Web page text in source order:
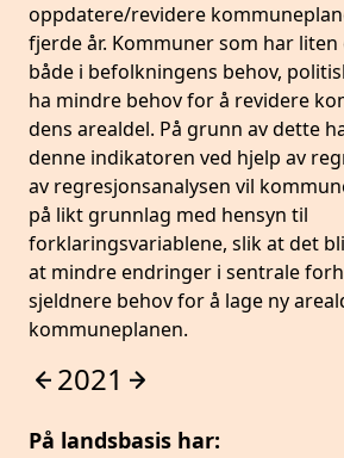
oppdatere/revidere
fjerde år. Kommuner som har
både i befolkningens behov,
ha mindre behov for å revidere
dens arealdel. På grunn av dette
denne indikatoren ved hjelp av
av regresjonsanalysen vil
på likt grunnlag med hensyn til
forklaringsvariablene, slik at det
at mindre endringer i sentrale
sjeldnere behov for å lage ny
kommuneplanen.
2021
På landsbasis har: